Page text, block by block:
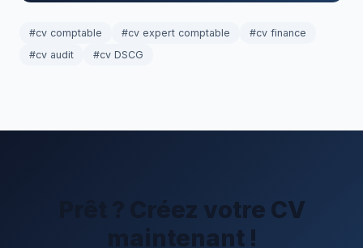
#cv comptable #cv expert comptable
#cv finance
#cv audit
#cv DSCG
Prêt ? Créez votre CV
maintenant !